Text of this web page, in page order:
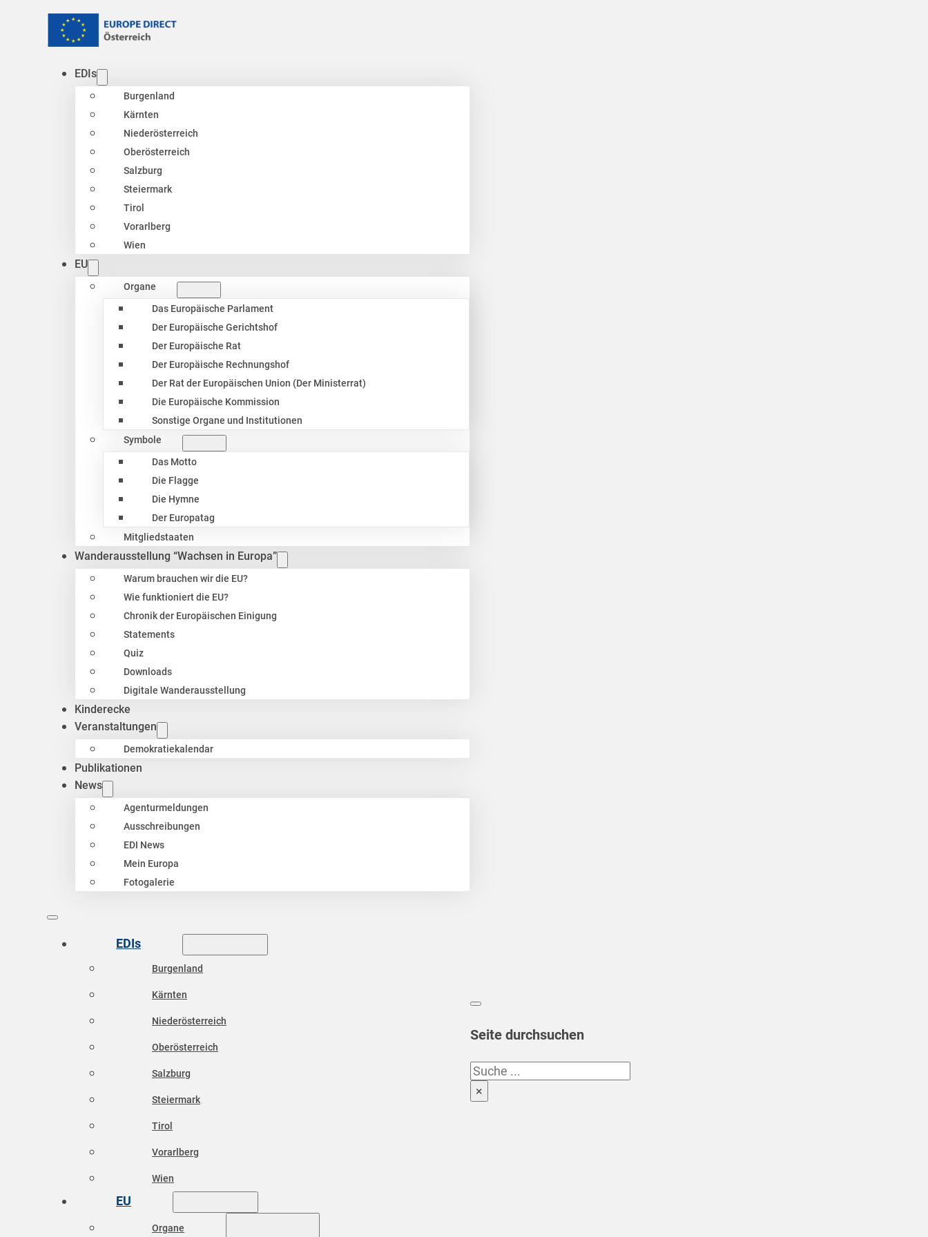
EDIs
Burgenland
Kärnten
Niederösterreich
Oberösterreich
Salzburg
Steiermark
Tirol
Vorarlberg
Wien
EU
Organe
Das Europäische Parlament
Der Europäische Gerichtshof
Der Europäische Rat
Der Europäische Rechnungshof
Der Rat der Europäischen Union (Der Ministerrat)
Die Europäische Kommission
Sonstige Organe und Institutionen
Symbole
Das Motto
Die Flagge
Die Hymne
Der Europatag
Mitgliedstaaten
Wanderausstellung “Wachsen in Europa”
Warum brauchen wir die EU?
Wie funktioniert die EU?
Chronik der Europäischen Einigung
Statements
Quiz
Downloads
Digitale Wanderausstellung
Kinderecke
Veranstaltungen
Demokratiekalendar
Publikationen
News
Agenturmeldungen
Ausschreibungen
EDI News
Mein Europa
Fotogalerie
EDIs
Burgenland
Kärnten
Niederösterreich
Oberösterreich
Salzburg
Steiermark
Tirol
Vorarlberg
Wien
EU
Organe
Seite durchsuchen
Suchen
×